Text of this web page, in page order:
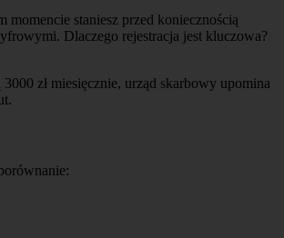
staniesz przed koniecznością
Dlaczego rejestracja jest kluczowa?
zł miesięcznie, urząd skarbowy upomina